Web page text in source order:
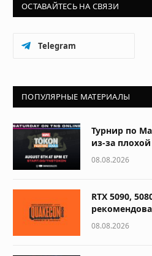
ОСТАВАЙТЕСЬ НА СВЯЗИ
Telegram
ПОПУЛЯРНЫЕ МАТЕРИАЛЫ
Турнир по
из-за
08.08.2026
RTX 5090,
08.08.2026